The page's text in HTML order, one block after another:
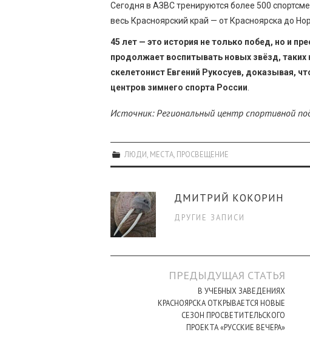
Сегодня в АЗВС тренируются более 500
весь Красноярский край — от Красноярска до
45 лет — это история не только побед, но и
продолжает воспитывать новых звёзд,
скелетонист Евгений Рукосуев, доказывая,
центров зимнего спорта России.
Источник: Региональный центр спортивной
ЛЮДИ, МЕСТА, ПРОСВЕЩЕНИЕ
ДМИТРИЙ КОКОРИН
ДРУГИЕ ЗАПИСИ
НавигацияПРЕДЫДУЩАЯ СТАТЬЯ
В УЧЕБНЫХ ЗАВЕДЕНИЯХ
КРАСНОЯРСКА ОТКРЫВАЕТСЯ НОВЫЕ
СЕЗОН ПРОСВЕТИТЕЛЬСКОГО
ПРОЕКТА «РУССКИЕ ВЕЧЕРА»